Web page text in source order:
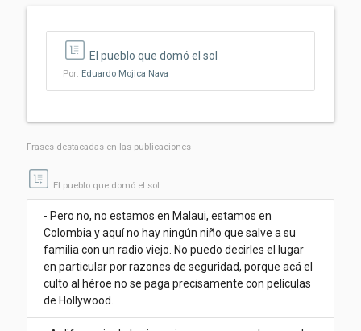
El pueblo que domó el sol
Por: Eduardo Mojica Nava
Frases destacadas en las publicaciones
El pueblo que domó el sol
- Pero no, no estamos en Malaui, estamos en
Colombia y aquí no hay ningún niño que salve a su
familia con un radio viejo. No puedo decirles el lugar
en particular por razones de seguridad, porque acá el
culto al héroe no se paga precisamente con películas
de Hollywood.